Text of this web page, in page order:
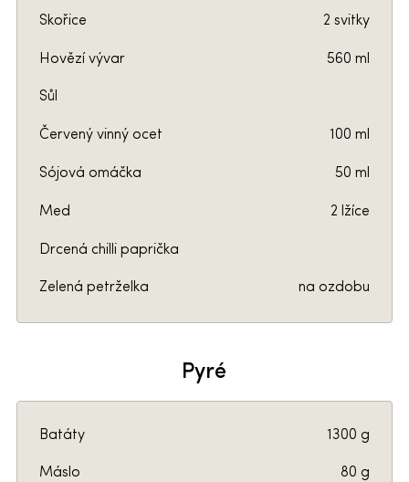
Skořice 2 svitky
Hovězí vývar 560 ml
Sůl
Červený vinný ocet 100 ml
Sójová omáčka 50 ml
Med 2 lžíce
Drcená chilli paprička
Zelená petrželka na ozdobu
Pyré
Batáty 1300 g
Máslo 80 g